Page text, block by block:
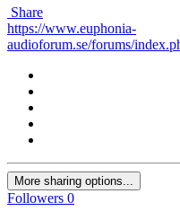
Share
https://www.euphonia-
audioforum.se/forums/
More sharing options...
Followers 0